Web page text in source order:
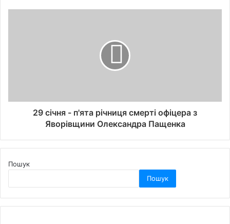
29 січня - п'ята річниця смерті офіцера з
Яворівщини Олександра Пащенка
Пошук
Пошук